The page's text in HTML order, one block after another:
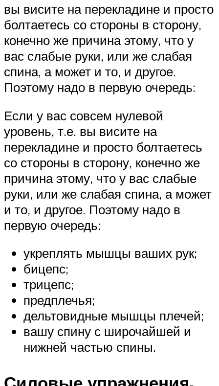
вы висите на перекладине и просто
болтаетесь со стороны в сторону,
конечно же причина этому, что у
вас слабые руки, или же слабая
спина, а может и то, и другое.
Поэтому надо в первую очередь:
Если у вас совсем нулевой
уровень, т.е. вы висите на
перекладине и просто болтаетесь
со стороны в сторону, конечно же
причина этому, что у вас слабые
руки, или же слабая спина, а может
и то, и другое. Поэтому надо в
первую очередь:
укреплять мышцы ваших рук;
бицепс;
трицепс;
предплечья;
дельтовидные мышцы плечей;
вашу спину с широчайшей и
нижней частью спины.